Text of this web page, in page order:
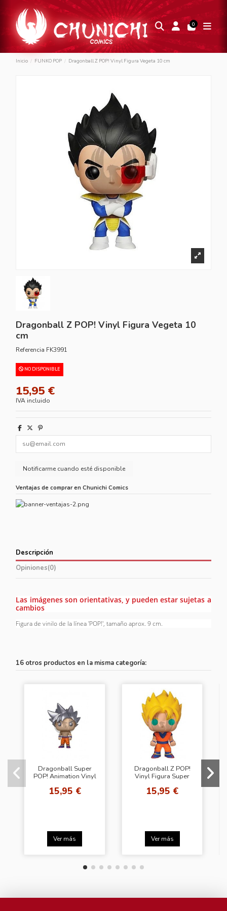
0
Inicio FUNKO POP Dragonball Z POP! Vinyl Figura Vegeta 10 cm
Dragonball Z POP! Vinyl Figura Vegeta 10
cm
Referencia FK3991
NO DISPONIBLE
15,95 €
IVA incluido
Ventajas de comprar en Chunichi Comics
Descripción
Opiniones(0)
Las imágenes son orientativas, y pueden estar sujetas a
cambios
Figura de vinilo de la línea 'POP!', tamaño aprox. 9 cm.
16 otros productos en la misma categoría:
Dragonball Super
POP! Animation Vinyl
Instinct) 9 cm
15,95 €
Ver más
Dragonball Z POP!
Vinyl Figura Super
15,95 €
Ver más